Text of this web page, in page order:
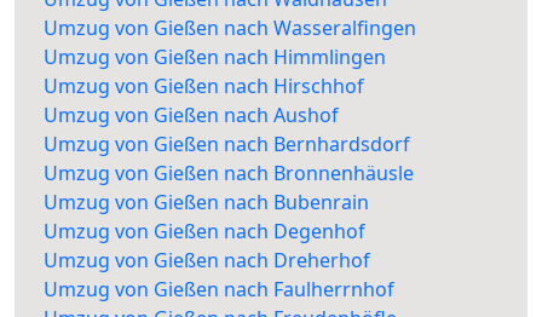
Umzug von Gießen nach Wasseralfingen
Umzug von Gießen nach Himmlingen
Umzug von Gießen nach Hirschhof
Umzug von Gießen nach Aushof
Umzug von Gießen nach Bernhardsdorf
Umzug von Gießen nach Bronnenhäusle
Umzug von Gießen nach Bubenrain
Umzug von Gießen nach Degenhof
Umzug von Gießen nach Dreherhof
Umzug von Gießen nach Faulherrnhof